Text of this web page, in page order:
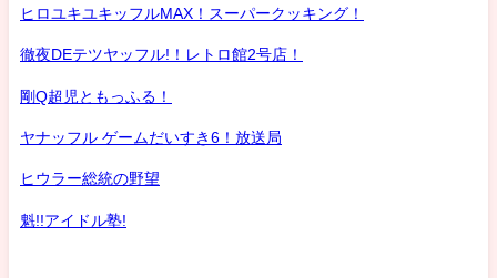
ヒロユキユキッフルMAX！スーパークッキング！
徹夜DEテツヤッフル!！レトロ館2号店！
剛Q超児ともっふる！
ヤナッフル ゲームだいすき6！放送局
ヒウラー総統の野望
魁!!アイドル塾!